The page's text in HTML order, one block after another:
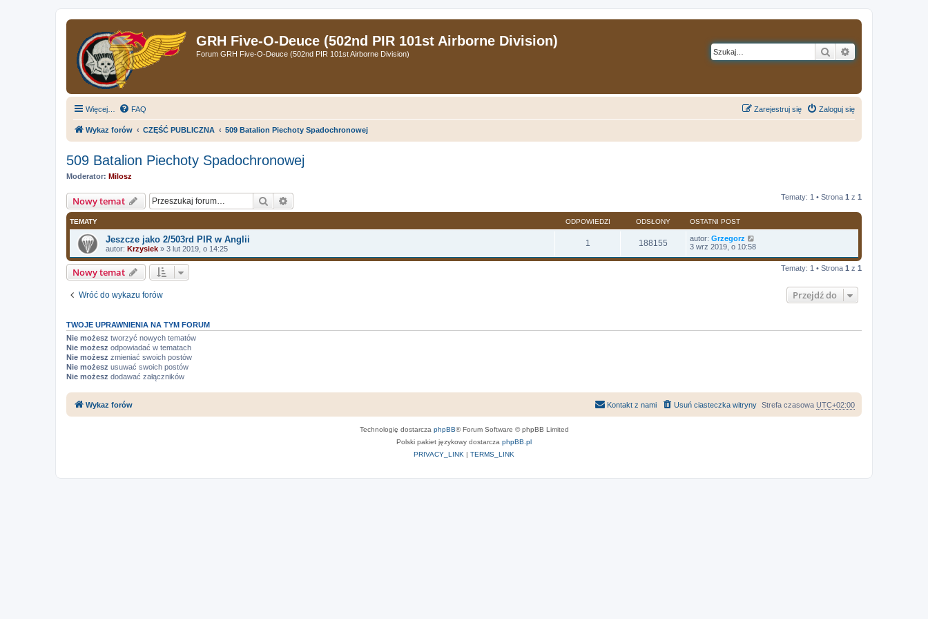
GRH Five-O-Deuce (502nd PIR 101st Airborne Division)
Forum GRH Five-O-Deuce (502nd PIR 101st Airborne Division) Szukaj
Więcej… FAQ Zaloguj się
Zarejestruj się
Wykaz forów CZĘŚĆ PUBLICZNA 509 Batalion Piechoty Spadochronowej
509 Batalion Piechoty Spadochronowej
Moderator: Milosz
Nowy temat Szukaj Tematy: 1 • Strona 1 z 1
TEMATY ODPOWIEDZI ODSŁONY OSTATNI POST
Jeszcze jako 2/503rd PIR w Anglii
autor: Krzysiek » 3 lut 2019, o 14:25
1 188155 autor: Grzegorz
3 wrz 2019, o 10:58
Nowy temat Tematy: 1 • Strona 1 z 1
Wróć do wykazu forów Przejdź do
TWOJE UPRAWNIENIA NA TYM FORUM
Nie możesz tworzyć nowych tematów
Nie możesz odpowiadać w tematach
Nie możesz zmieniać swoich postów
Nie możesz usuwać swoich postów
Nie możesz dodawać załączników
Wykaz forów Strefa czasowa UTC+02:00
Usuń ciasteczka witryny
Kontakt z nami
Technologię dostarcza phpBB® Forum Software © phpBB Limited
Polski pakiet językowy dostarcza phpBB.pl
PRIVACY_LINK | TERMS_LINK